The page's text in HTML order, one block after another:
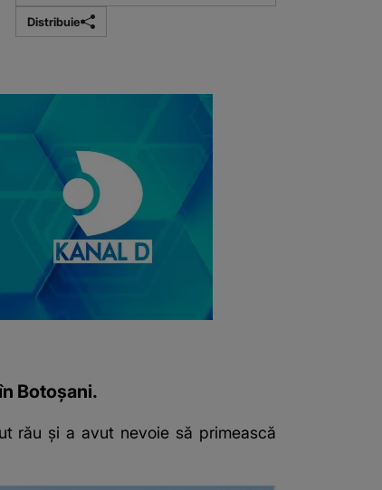
Distribuie
Botoșani.
rău și a avut nevoie să primească